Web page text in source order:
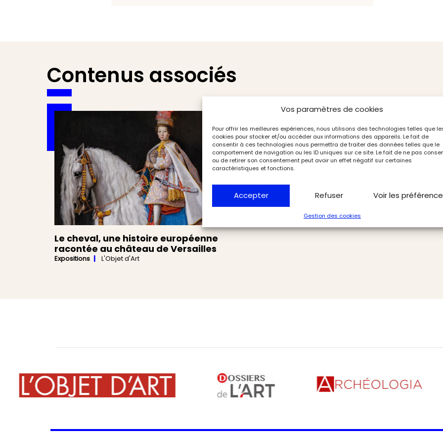
Vos paramètres de cookies
Pour offrir les meilleures expériences, nous utilisons des technologies telles que
cookies pour stocker et/ou accéder aux informations des appareils. Le fait de
consentir à ces technologies nous permettra de traiter des données telles que le
comportement de navigation ou les ID uniques sur ce site. Le fait de ne pas
ou de retirer son consentement peut avoir un effet négatif sur certaines
caractéristiques et fonctions.
Accepter Refuser Voir les
Gestion des cookies
Contenus associés
Le cheval, une histoire européenne
racontée au château de Versailles
Expositions L'Objet d'Art